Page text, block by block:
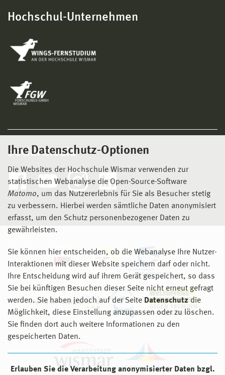
Ihre Datenschutz-Optionen
Die Websites der Hochschule Wismar verwenden zur
statistischen Webanalyse die Open-Source-Software
Matomo, um das Nutzererlebnis für Sie als Besucher stetig
zu verbessern. Hierbei werden sämtliche Daten anonymisiert
erfasst, um den Schutz personenbezogener Daten zu
gewährleisten.
Sie können hier entscheiden, ob die Webanalyse Ihre Nutzer-
Interaktionen mit dieser Website speichern darf oder nicht.
Ihre Entscheidung wird auf ihrem Gerät gespeichert, so dass
Sie bei künftigen Besuchen dieser Seite nicht erneut gefragt
werden. Sie haben jedoch auf der Seite Datenschutz die
Möglichkeit, diese Einstellung anzupassen oder zu löschen.
Sie finden dort auch weitere Informationen zu den
gespeicherten Daten.
Erlauben Sie die Verarbeitung anonymisierter Daten bzgl.
Hochschul-Unternehmen
Social Media